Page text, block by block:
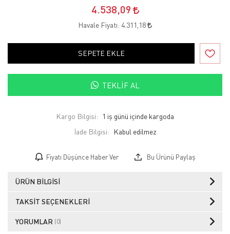
4.538,09
Havale Fiyatı: 4.311,18
SEPETE EKLE
TEKLIF AL
Kargo Bilgisi:
1 iş günü içinde kargoda
İade Bilgisi:
Fiyatı Düşünce Haber Ver Bu Ürünü Paylaş
ÜRÜN BILGISI
TAKSIT SEÇENEKLERI
YORUMLAR (0)